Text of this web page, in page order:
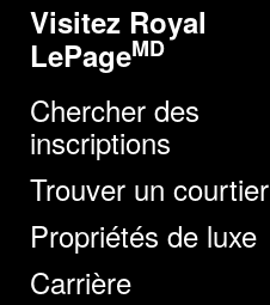
Visitez Royal
LePageMD
Chercher des
inscriptions
Trouver un courtier
Propriétés de luxe
Carrière